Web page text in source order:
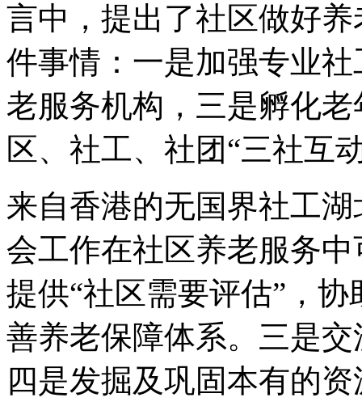
言中，提出了社区做好
件事情：一是加强专业
老服务机构，三是孵化
区、社工、社团“三社互
来自香港的无国界社工
会工作在社区养老服务
提供“社区需要评估”，
善养老保障体系。三是
四是发掘及巩固本有的